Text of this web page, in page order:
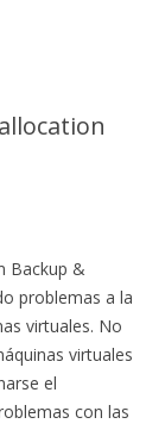
Backup &
problemas a la
virtuales. No
virtuales
el
con las